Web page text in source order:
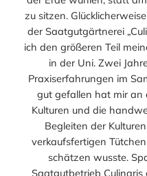
zu sitzen.
der Saatgutgärtnerei
ich den größeren Teil
in der Uni. Zwei
Praxiserfahrungen im
gut gefallen hat mir an
Kulturen und die
Begleiten der
verkaufsfertigen
schätzen wusste.
Saatgutbetrieb Culinaris